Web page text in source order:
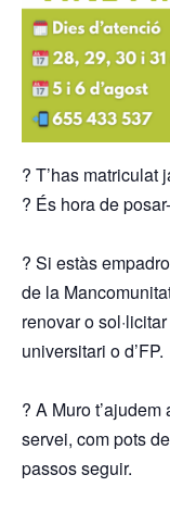
? T’has matriculat
? És hora de
? Si estàs
de la
renovar o
universitari o d’FP.
? A Muro
servei, com pots
passos seguir.